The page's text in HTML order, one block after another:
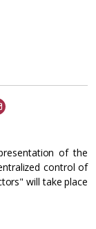
of the
control of
will take place